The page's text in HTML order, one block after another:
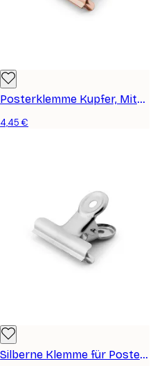
Posterklemme Kupfer, Mittelgroß
4,45 €
Silberne Klemme für Poster, medium